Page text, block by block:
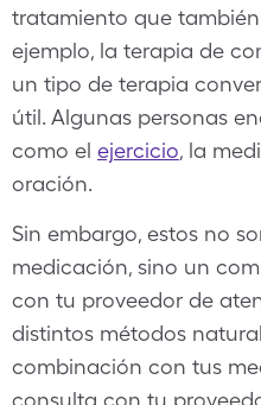
tratamiento que
ejemplo, la terapia de
un tipo de terapia
útil. Algunas personas
como el ejercicio, la
oración.
Sin embargo, estos no
medicación, sino un
con tu proveedor de
distintos métodos
combinación con tus
consulta con tu